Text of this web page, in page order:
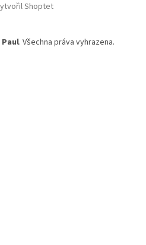
Shoptet
. Všechna práva vyhrazena.